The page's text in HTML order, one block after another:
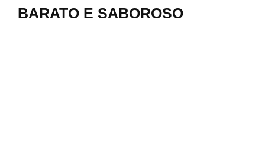
BARATO E SABOROSO